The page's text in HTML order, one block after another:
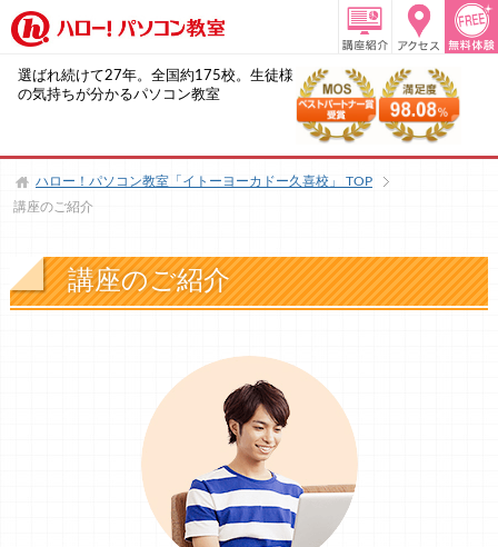
選ばれ続けて27年。全国約175校。生徒様
の気持ちが分かるパソコン教室
ハロー！パソコン教室「イトーヨーカドー久喜校」
TOP
講座のご紹介
講座のご紹介